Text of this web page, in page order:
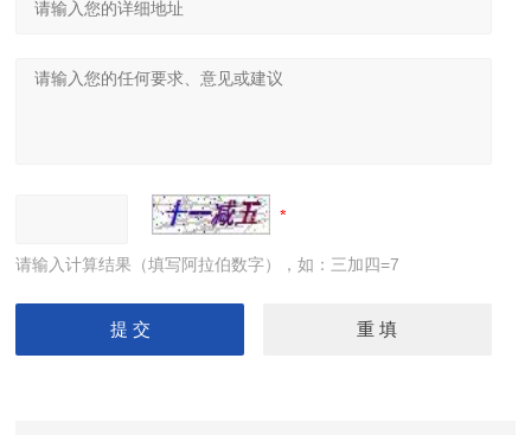
请输入计算结果（填写阿拉伯数字），如：三加四=7